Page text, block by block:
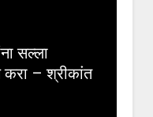
सल्ला
करा – श्रीकांत